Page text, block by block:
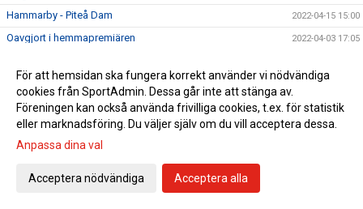
Hammarby - Piteå Dam 2022-04-15 15:00
Oavgjort i hemmapremiären 2022-04-03 17:05
Hana Kerner ansluter till Piteå IF DFF 2022-03-31 22:56
Kansliet öppet 10-11 imorgon, fredag! 2022-03-31 19:07
En mycket bra start! 2022-03-27 19:38
Premiär på söndag
Upptaktsträff Obos Damallsvenskan 2022
Se alla matcher från Obos Damallsvenskan 2022
För att hemsidan ska fungera korrekt använder vi nödvändiga
cookies från SportAdmin. Dessa går inte att stänga av.
Föreningen kan också använda frivilliga cookies, t.ex. för statistik
eller marknadsföring. Du väljer själv om du vill acceptera dessa.
Anpassa dina val
Acceptera nödvändiga Acceptera alla